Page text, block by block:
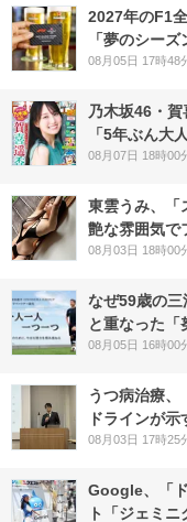
2027年のF1
「夢のシー
08月05日 17時48
乃木坂46・賀
「5年ぶん大
08月07日 18時00
東雲うみ、「
艶な雰囲気で
08月03日 18時00
なぜ59歳の
と重なった「
08月05日 16時00
うつ病治療
ドラインが
08月03日 17時25
Google、「
ト「ジェミ